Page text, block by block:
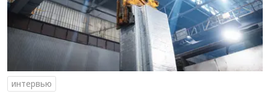
интервью